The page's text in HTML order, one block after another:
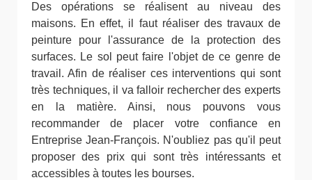
Des opérations se réalisent au niveau des
maisons. En effet, il faut réaliser des travaux de
peinture pour l'assurance de la protection des
surfaces. Le sol peut faire l'objet de ce genre de
travail. Afin de réaliser ces interventions qui sont
très techniques, il va falloir rechercher des experts
en la matière. Ainsi, nous pouvons vous
recommander de placer votre confiance en
Entreprise Jean-François. N'oubliez pas qu'il peut
proposer des prix qui sont très intéressants et
accessibles à toutes les bourses.